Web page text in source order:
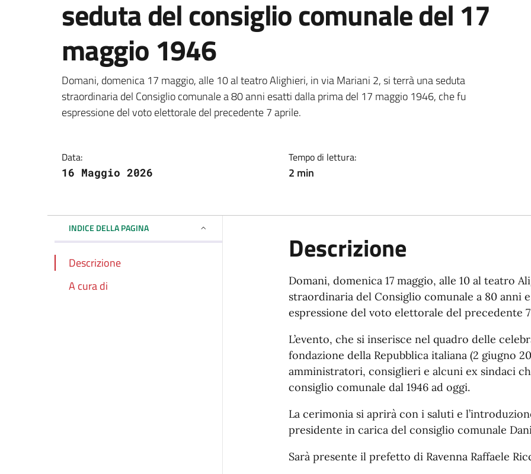
seduta del consiglio comunale del 17
maggio 1946
Dettagli della notizia
Domani, domenica 17 maggio, alle 10 al teatro Alighieri, in via Mariani 2, si terrà una seduta
straordinaria del Consiglio comunale a 80 anni esatti dalla prima del 17 maggio 1946, che fu
espressione del voto elettorale del precedente 7 aprile.
Data:
16 Maggio 2026
Tempo di lettura:
2 min
INDICE DELLA PAGINA
Descrizione
A cura di
Descrizione
Domani, domenica 17 maggio, alle 10 al teatro
straordinaria del Consiglio comunale a 80 anni
espressione del voto elettorale del precedente
L’evento, che si inserisce nel quadro delle
fondazione della Repubblica italiana (2 giugno
amministratori, consiglieri e alcuni ex sindaci
consiglio comunale dal 1946 ad oggi.
La cerimonia si aprirà con i saluti e
presidente in carica del consiglio comunale
Sarà presente il prefetto di Ravenna Raffaele